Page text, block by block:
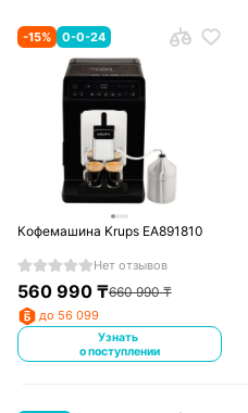
-15% 0-0-24
Кофемашина Krups EA891810
Нет отзывов
560 990₸660 990₸
до 56 099
Узнать
о поступлении